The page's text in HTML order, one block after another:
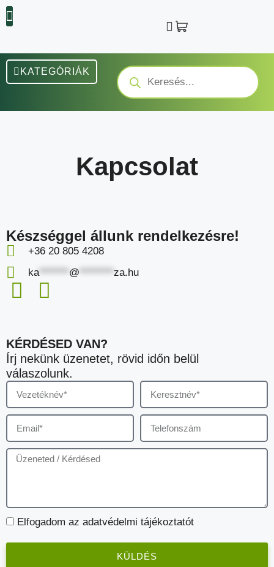
KATEGÓRIÁK
Kapcsolat
Készséggel állunk rendelkezésre!
+36 20 805 4208
ka******* @ ********za.hu
KÉRDÉSED VAN?
Írj nekünk üzenetet, rövid időn belül
válaszolunk.
Elfogadom az adatvédelmi tájékoztatót
KÜLDÉS